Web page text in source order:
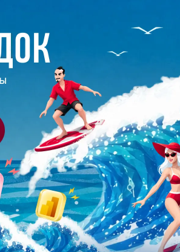
обучение
639 – Работа выполнена выпускником
– РАБОТА